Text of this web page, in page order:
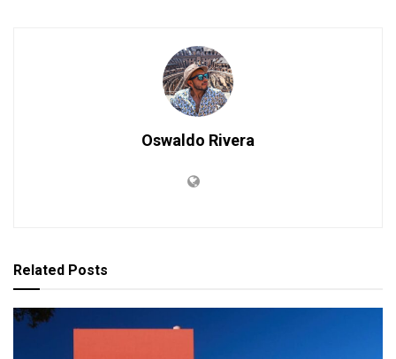
Oswaldo Rivera
Related Posts